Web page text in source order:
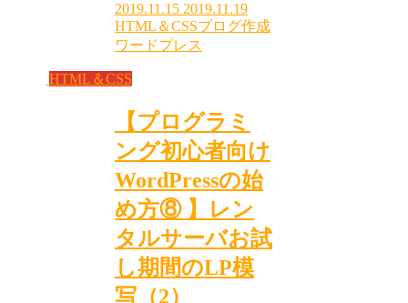
2019.11.15 2019.11.19
HTML＆CSSブログ作成
ワードプレス
HTML＆CSS
【プログラミ
ング初心者向け
WordPressの始
め方⑧ 】レン
タルサーバお試
し期間のLP模
写（2）